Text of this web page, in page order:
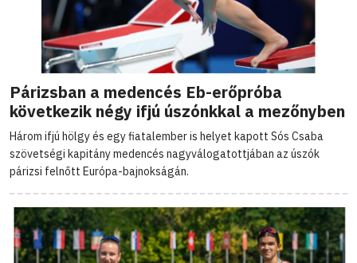
Párizsban a medencés Eb-erőpróba
következik négy ifjú úszónkkal a mezőnyben
Három ifjú hölgy és egy fiatalember is helyet kapott Sós Csaba
szövetségi kapitány medencés nagyválogatottjában az úszók
párizsi felnőtt Európa-bajnokságán.